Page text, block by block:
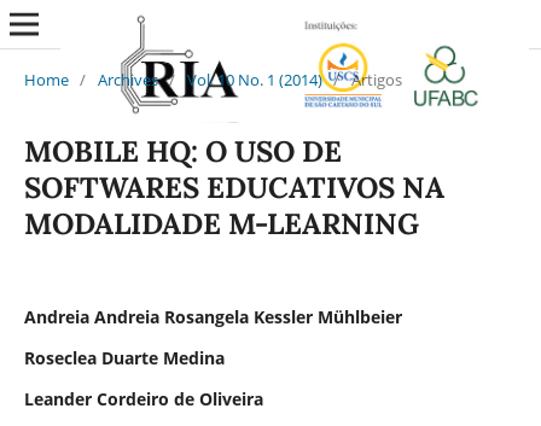
Home / Archives / Vol. 10 No. 1 (2014) / Artigos
MOBILE HQ: O USO DE
SOFTWARES EDUCATIVOS NA
MODALIDADE M-LEARNING
Andreia Andreia Rosangela Kessler Mühlbeier
Roseclea Duarte Medina
Leander Cordeiro de Oliveira